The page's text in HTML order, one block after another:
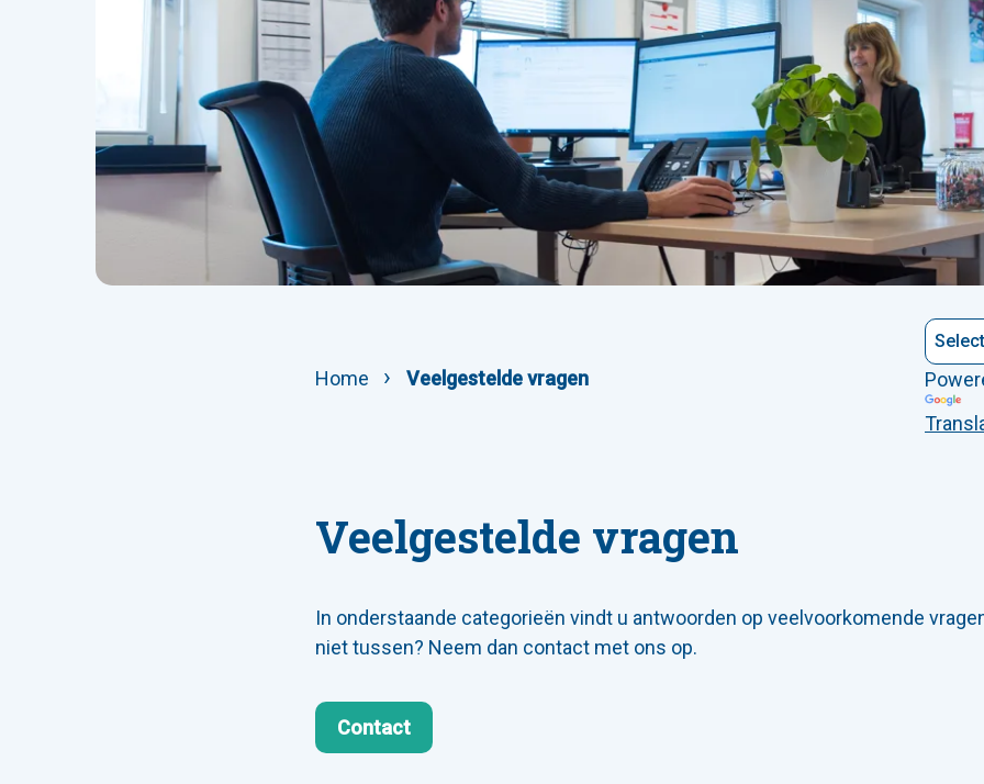
Home Veelgestelde vragen
Veelgestelde vragen
In onderstaande categorieën vindt u antwoorden op veelvoorkomende
niet tussen? Neem dan contact met ons op.
Contact